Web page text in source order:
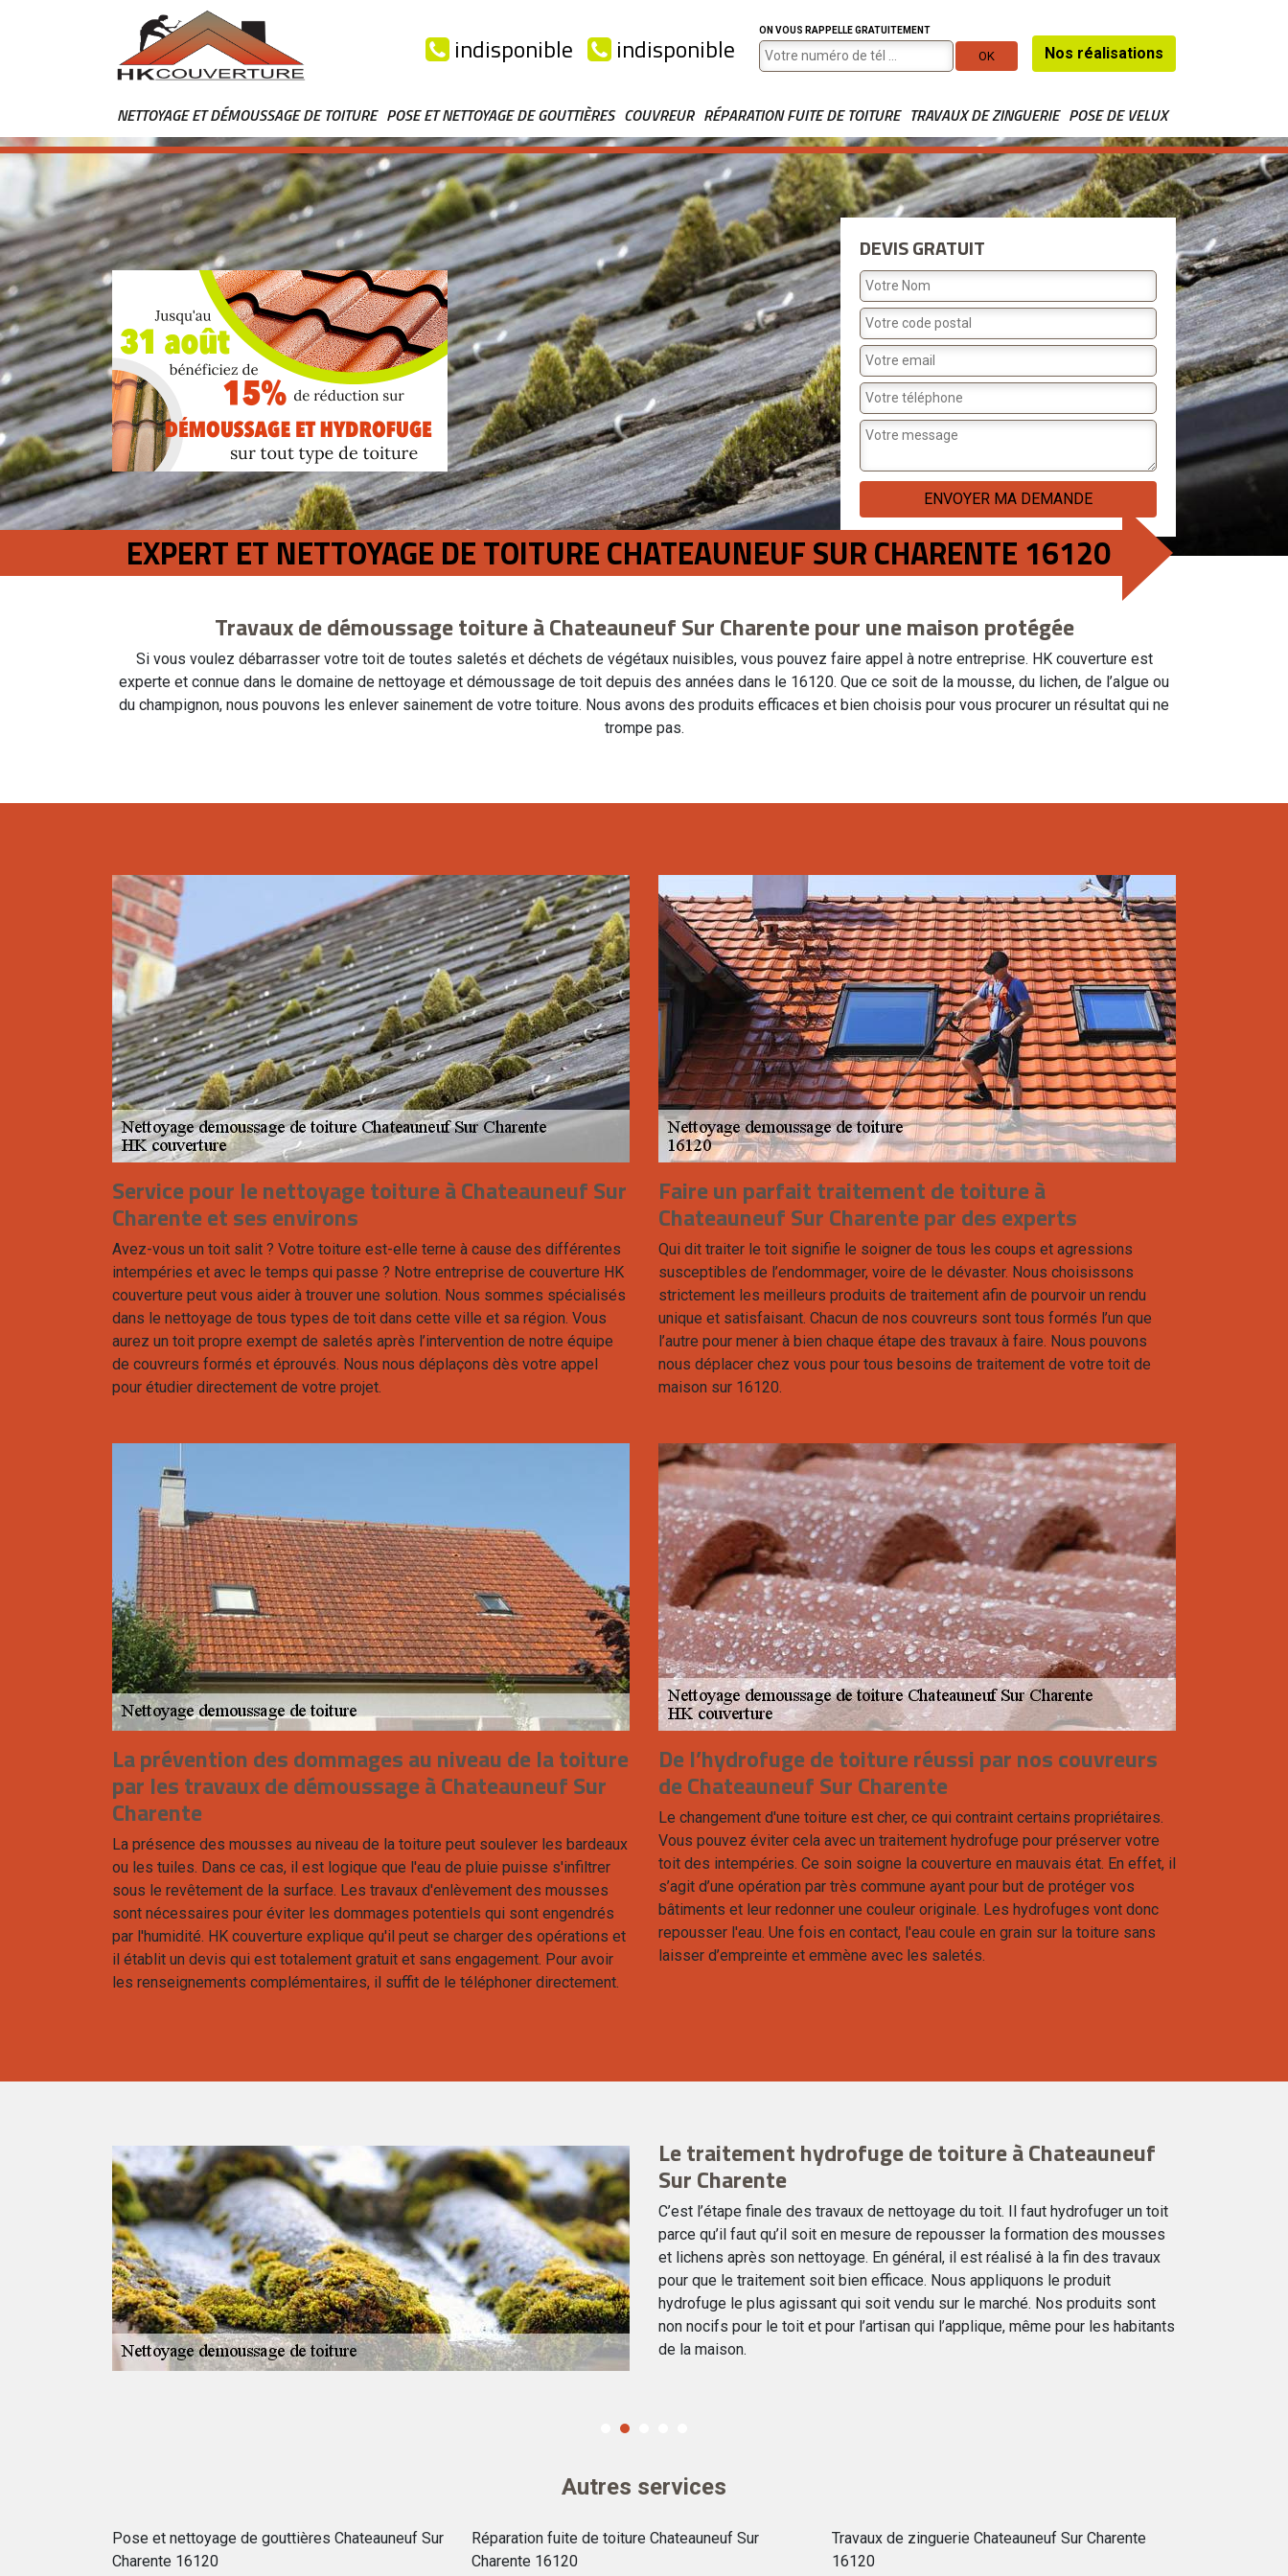
indisponible indisponible
ON VOUS RAPPELLE GRATUITEMENT
Nos réalisations
NETTOYAGE ET DÉMOUSSAGE DE TOITURE POSE ET NETTOYAGE DE GOUTTIÈRES COUVREUR RÉPARATION FUITE DE TOITURE TRAVAUX DE ZINGUERIE POSE DE VELUX
DEVIS GRATUIT
EXPERT ET NETTOYAGE DE TOITURE CHATEAUNEUF SUR CHARENTE 16120
Travaux de démoussage toiture à Chateauneuf Sur Charente pour une maison protégée
Si vous voulez débarrasser votre toit de toutes saletés et déchets de végétaux nuisibles, vous pouvez faire appel à notre entreprise. HK couverture est
experte et connue dans le domaine de nettoyage et démoussage de toit depuis des années dans le 16120. Que ce soit de la mousse, du lichen, de l’algue ou
du champignon, nous pouvons les enlever sainement de votre toiture. Nous avons des produits efficaces et bien choisis pour vous procurer un résultat qui ne
trompe pas.
Service pour le nettoyage toiture à Chateauneuf Sur
Charente et ses environs
Avez-vous un toit salit ? Votre toiture est-elle terne à cause des différentes
intempéries et avec le temps qui passe ? Notre entreprise de couverture HK
couverture peut vous aider à trouver une solution. Nous sommes spécialisés
dans le nettoyage de tous types de toit dans cette ville et sa région. Vous
aurez un toit propre exempt de saletés après l’intervention de notre équipe
de couvreurs formés et éprouvés. Nous nous déplaçons dès votre appel
pour étudier directement de votre projet.
Faire un parfait traitement de toiture à
Chateauneuf Sur Charente par des experts
Qui dit traiter le toit signifie le soigner de tous les coups et agressions
susceptibles de l’endommager, voire de le dévaster. Nous choisissons
strictement les meilleurs produits de traitement afin de pourvoir un rendu
unique et satisfaisant. Chacun de nos couvreurs sont tous formés l’un que
l’autre pour mener à bien chaque étape des travaux à faire. Nous pouvons
nous déplacer chez vous pour tous besoins de traitement de votre toit de
maison sur 16120.
La prévention des dommages au niveau de la toiture
par les travaux de démoussage à Chateauneuf Sur
Charente
La présence des mousses au niveau de la toiture peut soulever les bardeaux
ou les tuiles. Dans ce cas, il est logique que l'eau de pluie puisse s'infiltrer
sous le revêtement de la surface. Les travaux d'enlèvement des mousses
sont nécessaires pour éviter les dommages potentiels qui sont engendrés
par l'humidité. HK couverture explique qu'il peut se charger des opérations et
il établit un devis qui est totalement gratuit et sans engagement. Pour avoir
les renseignements complémentaires, il suffit de le téléphoner directement.
De l’hydrofuge de toiture réussi par nos couvreurs
de Chateauneuf Sur Charente
Le changement d'une toiture est cher, ce qui contraint certains propriétaires.
Vous pouvez éviter cela avec un traitement hydrofuge pour préserver votre
toit des intempéries. Ce soin soigne la couverture en mauvais état. En effet, il
s’agit d’une opération par très commune ayant pour but de protéger vos
bâtiments et leur redonner une couleur originale. Les hydrofuges vont donc
repousser l'eau. Une fois en contact, l'eau coule en grain sur la toiture sans
laisser d’empreinte et emmène avec les saletés.
Le traitement hydrofuge de toiture à Chateauneuf
Sur Charente
C’est l’étape finale des travaux de nettoyage du toit. Il faut hydrofuger un toit
parce qu’il faut qu’il soit en mesure de repousser la formation des mousses
et lichens après son nettoyage. En général, il est réalisé à la fin des travaux
pour que le traitement soit bien efficace. Nous appliquons le produit
hydrofuge le plus agissant qui soit vendu sur le marché. Nos produits sont
non nocifs pour le toit et pour l’artisan qui l’applique, même pour les habitants
de la maison.
Autres services
Pose et nettoyage de gouttières Chateauneuf Sur
Charente 16120
Réparation fuite de toiture Chateauneuf Sur
Charente 16120
Travaux de zinguerie Chateauneuf Sur Charente
16120